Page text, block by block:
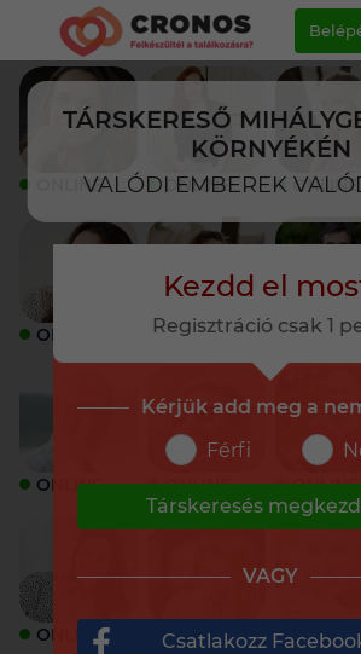
TÁRSKERESŐ
KÖRNYÉKÉN
VALÓDI EMBEREK
ONLINE ONLINE ONLINE
ONLINE ONLINE ONLINE
ONLINE ONLINE ONLINE
ONLINE ONLINE ONLINE
Kezdd el
Regisztráció csak 1
Kérjük add meg a
Férfi
Társkeresés
VAGY
Csatlakozz